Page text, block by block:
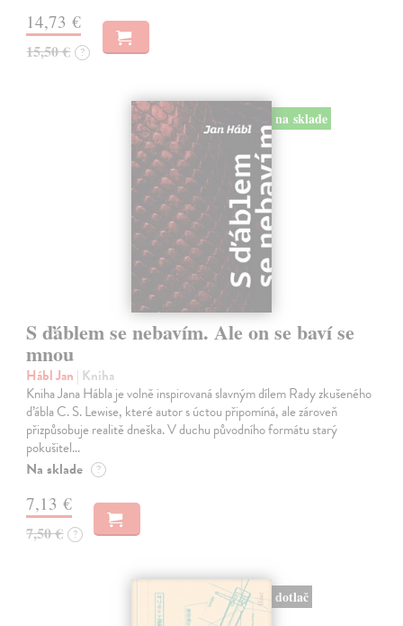
14,73 €
15,50 € ?
na sklade
S ďáblem se nebavím. Ale on se baví se
mnou
Hábl Jan | Kniha
Kniha Jana Hábla je volně inspirovaná slavným dílem Rady zkušeného
ďábla C. S. Lewise, které autor s úctou připomíná, ale zároveň
přizpůsobuje realitě dneška. V duchu původního formátu starý
pokušitel…
Na sklade ?
7,13 €
7,50 € ?
dotlač